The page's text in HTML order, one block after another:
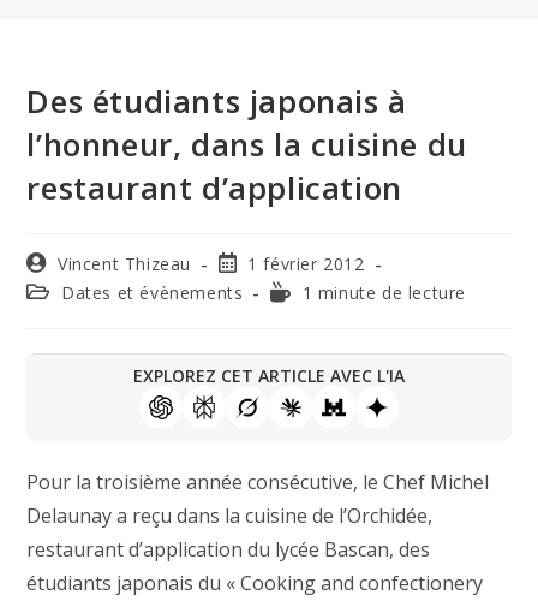
Des étudiants japonais à
l’honneur, dans la cuisine du
restaurant d’application
Vincent Thizeau
1 février 2012
Dates et évènements
1 minute de lecture
EXPLOREZ CET ARTICLE AVEC L'IA
Pour la troisième année consécutive, le Chef Michel
Delaunay a reçu dans la cuisine de l’Orchidée,
restaurant d’application du lycée Bascan, des
étudiants japonais du « Cooking and confectionery